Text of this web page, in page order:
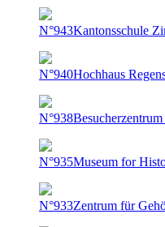
N°943Kantonsschule
N°940Hochhaus
N°938
N°935Museum for
N°933Zentrum für